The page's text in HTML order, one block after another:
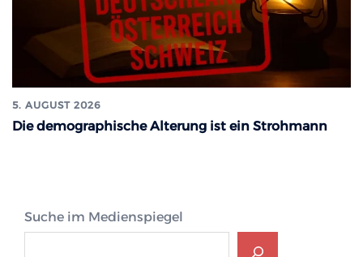
5. AUGUST 2026
Die demographische Alterung ist ein Strohmann
Suche im Medienspiegel